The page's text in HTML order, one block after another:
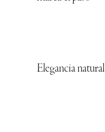
Elegancia natural